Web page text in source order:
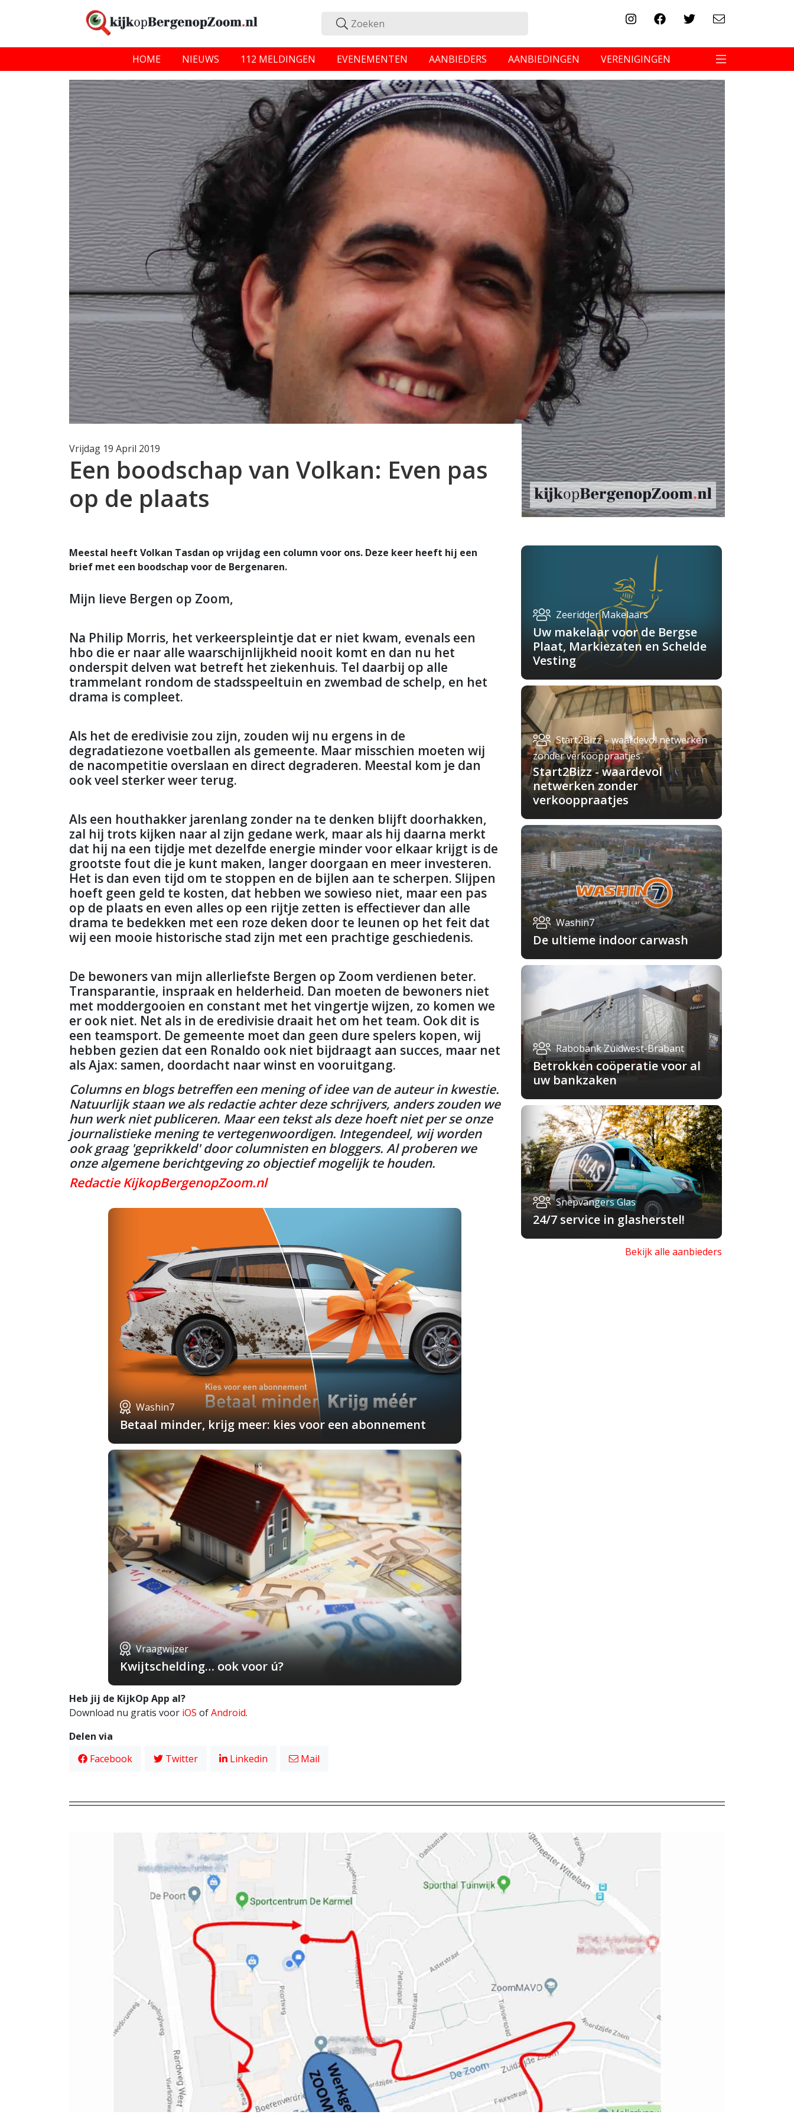
HOME NIEUWS 112 MELDINGEN EVENEMENTEN AANBIEDERS AANBIEDINGEN VERENIGINGEN
Vrijdag 19 April 2019
Een boodschap van Volkan: Even pas
op de plaats
Meestal heeft Volkan Tasdan op vrijdag een column voor ons. Deze keer heeft hij een
brief met een boodschap voor de Bergenaren.
Mijn lieve Bergen op Zoom,
Na Philip Morris, het verkeerspleintje dat er niet kwam, evenals een
hbo die er naar alle waarschijnlijkheid nooit komt en dan nu het
onderspit delven wat betreft het ziekenhuis. Tel daarbij op alle
trammelant rondom de stadsspeeltuin en zwembad de schelp, en het
drama is compleet.
Als het de eredivisie zou zijn, zouden wij nu ergens in de
degradatiezone voetballen als gemeente. Maar misschien moeten wij
de nacompetitie overslaan en direct degraderen. Meestal kom je dan
ook veel sterker weer terug.
Als een houthakker jarenlang zonder na te denken blijft doorhakken,
zal hij trots kijken naar al zijn gedane werk, maar als hij daarna merkt
dat hij na een tijdje met dezelfde energie minder voor elkaar krijgt is de
grootste fout die je kunt maken, langer doorgaan en meer investeren.
Het is dan even tijd om te stoppen en de bijlen aan te scherpen. Slijpen
hoeft geen geld te kosten, dat hebben we sowieso niet, maar een pas
op de plaats en even alles op een rijtje zetten is effectiever dan alle
drama te bedekken met een roze deken door te leunen op het feit dat
wij een mooie historische stad zijn met een prachtige geschiedenis.
De bewoners van mijn allerliefste Bergen op Zoom verdienen beter.
Transparantie, inspraak en helderheid. Dan moeten de bewoners niet
met moddergooien en constant met het vingertje wijzen, zo komen we
er ook niet. Net als in de eredivisie draait het om het team. Ook dit is
een teamsport. De gemeente moet dan geen dure spelers kopen, wij
hebben gezien dat een Ronaldo ook niet bijdraagt aan succes, maar net
als Ajax: samen, doordacht naar winst en vooruitgang.
Columns en blogs betreffen een mening of idee van de auteur in kwestie.
Natuurlijk staan we als redactie achter deze schrijvers, anders zouden we
hun werk niet publiceren. Maar een tekst als deze hoeft niet per se onze
journalistieke mening te vertegenwoordigen. Integendeel, wij worden
ook graag 'geprikkeld' door columnisten en bloggers. Al proberen we
onze algemene berichtgeving zo objectief mogelijk te houden.
Redactie KijkopBergenopZoom.nl
Washin7
Betaal minder, krijg meer: kies voor een abonnement
Vraagwijzer
Kwijtschelding… ook voor ú?
Heb jij de KijkOp App al?
Download nu gratis voor iOS ofAndroid.
Delen via
Facebook
Twitter Linkedin Mail
Zeeridder Makelaars
Uw makelaar voor de Bergse
Plaat, Markiezaten en Schelde
Vesting
Start2Bizz – waardevol netwerken
zonder verkooppraatjes
Start2Bizz - waardevol
netwerken zonder
verkooppraatjes
Washin7
De ultieme indoor carwash
Rabobank Zuidwest-Brabant
Betrokken coöperatie voor al
uw bankzaken
Snepvangers Glas
24/7 service in glasherstel!
Bekijk alle aanbieders